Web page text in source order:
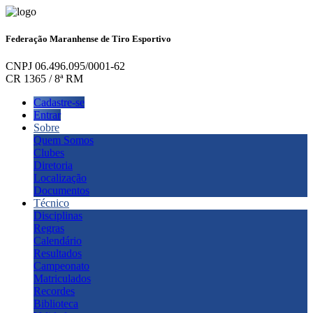
Federação Maranhense de Tiro Esportivo
CNPJ 06.496.095/0001-62
CR 1365 / 8ª RM
Cadastre-se
Entrar
Sobre
Quem Somos
Clubes
Diretoria
Localização
Documentos
Técnico
Disciplinas
Regras
Calendário
Resultados
Campeonato
Matriculados
Recordes
Biblioteca